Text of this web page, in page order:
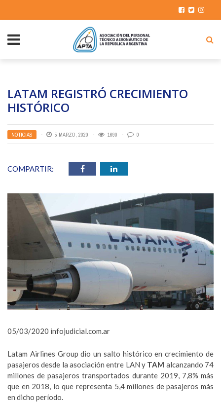
LATAM REGISTRÓ CRECIMIENTO
HISTÓRICO
NOTICIAS 5 MARZO, 2020 1690 0
COMPARTIR:
05/03/2020 infojudicial.com.ar
Latam Airlines Group dio un salto histórico en crecimiento de
pasajeros desde la asociación entre LAN y TAM alcanzando 74
millones de pasajeros transportados durante 2019, 7,8% más
que en 2018, lo que representa 5,4 millones de pasajeros más
en dicho período.